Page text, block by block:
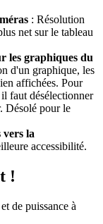
: Résolution
net sur le tableau
les graphiques du
d'un graphique, les
affichées. Pour
faut désélectionner
Désolé pour le
vers la
accessibilité.
!
de puissance à